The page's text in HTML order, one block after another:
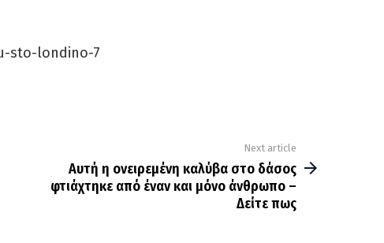
Next article
Αυτή η ονειρεμένη καλύβα στο δάσος
φτιάχτηκε από έναν και μόνο άνθρωπο –
Δείτε πως